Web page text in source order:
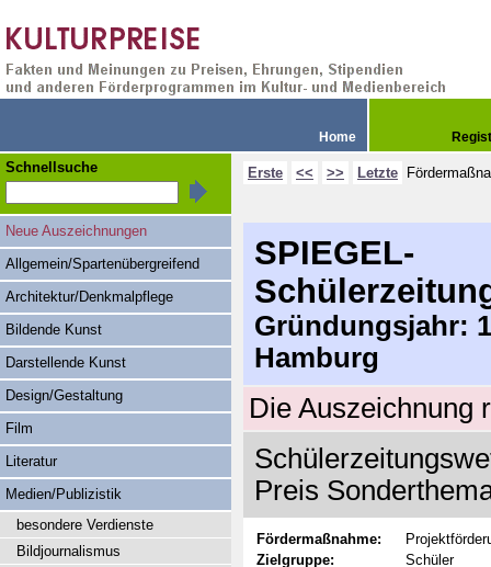
Home
Erste << >> Letzte
SPIEGEL-
Gründungsjahr:
Hamburg
Die Auszeichnung
Preis
Fördermaßnahme:
Zielgruppe:
Schüler
Schnellsuche
Neue Auszeichnungen
Allgemein/Spartenübergreifend
Architektur/Denkmalpflege
Bildende Kunst
Darstellende Kunst
Design/Gestaltung
Film
Literatur
Medien/Publizistik
besondere Verdienste
Bildjournalismus